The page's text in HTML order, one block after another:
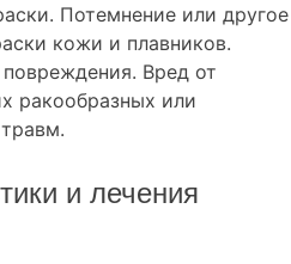
Потемнение или другое
кожи и плавников.
Вред от
ракообразных или
и лечения